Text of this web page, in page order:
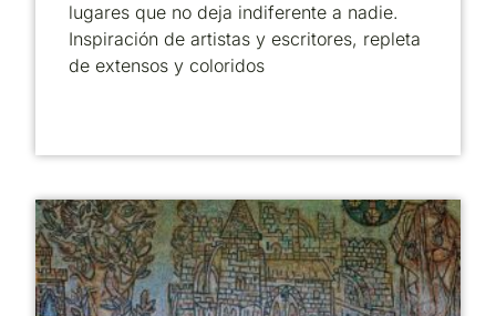
lugares que no deja indiferente a nadie.
Inspiración de artistas y escritores, repleta
de extensos y coloridos